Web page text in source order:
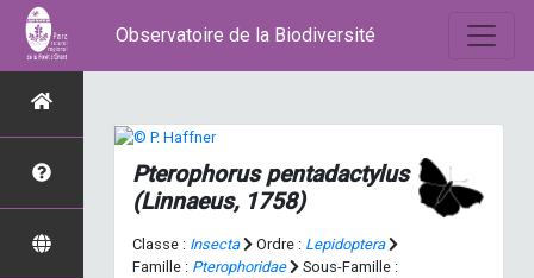
Observatoire de la Biodiversité
Pterophorus pentadactylus
(Linnaeus, 1758)
Classe : Insecta Ordre : Lepidoptera
Famille : Pterophoridae
Sous-Famille :